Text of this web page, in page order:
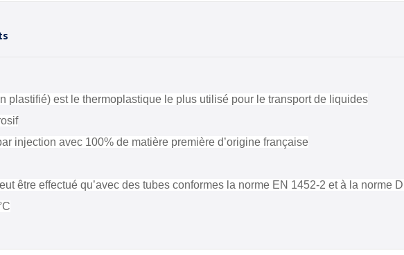
plastifié) est le thermoplastique le plus utilisé pour le transport de liquides
injection avec 100% de matière première d’origine française
être effectué qu’avec des tubes conformes la norme EN 1452-2 et à la norme